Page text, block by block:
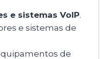
e sistemas VoIP.
e sistemas de
de